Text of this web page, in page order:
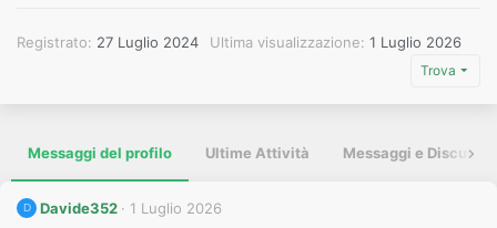
Registrato 27 Luglio 2024 Ultima visualizzazione 1 Luglio 2026
Trova
Messaggi del profilo Ultime Attività Messaggi e
D Davide352 1 Luglio 2026